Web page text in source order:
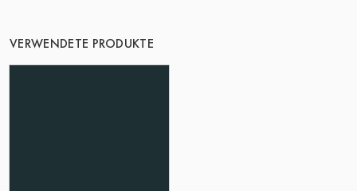
VERWENDETE PRODUKTE